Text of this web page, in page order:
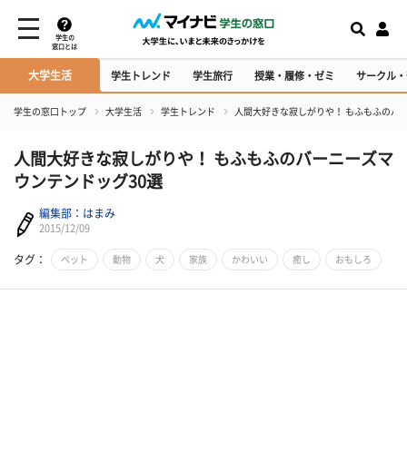
学生の
窓口とは
大学生活 学生トレンド 学生旅行 授業・履修・ゼミ サークル
学生の窓口トップ 大学生活 学生トレンド 人間大好きな寂しがりや！ もふもふのバ
人間大好きな寂しがりや！ もふもふのバーニーズマ
ウンテンドッグ30選
編集部：はまみ
2015/12/09
タグ： ペット 動物 犬 家族 かわいい 癒し おもしろ